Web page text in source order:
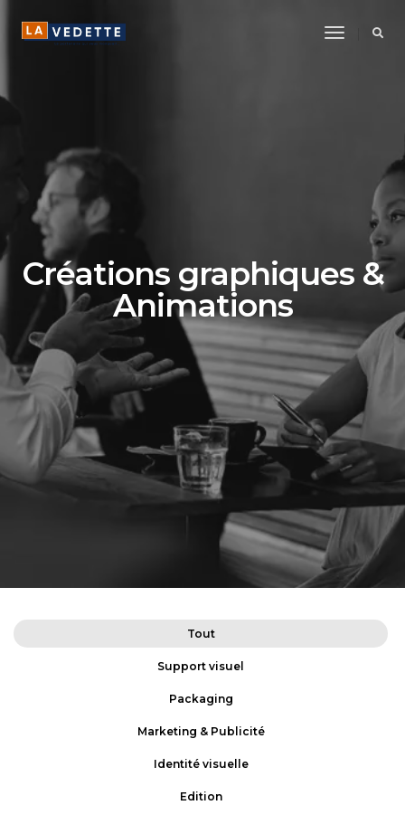
Toggle
Créations graphiques &
Animations
Tout
Support visuel
Packaging
Marketing & Publicité
Identité visuelle
Edition